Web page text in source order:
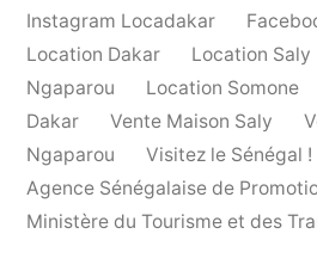
Instagram Locadakar
Location Dakar
Location Saly
Ngaparou
Location Somone
Dakar
Vente Maison Saly
Ngaparou
Visitez le Sénégal !
Agence Sénégalaise de
Ministère du Tourisme et des